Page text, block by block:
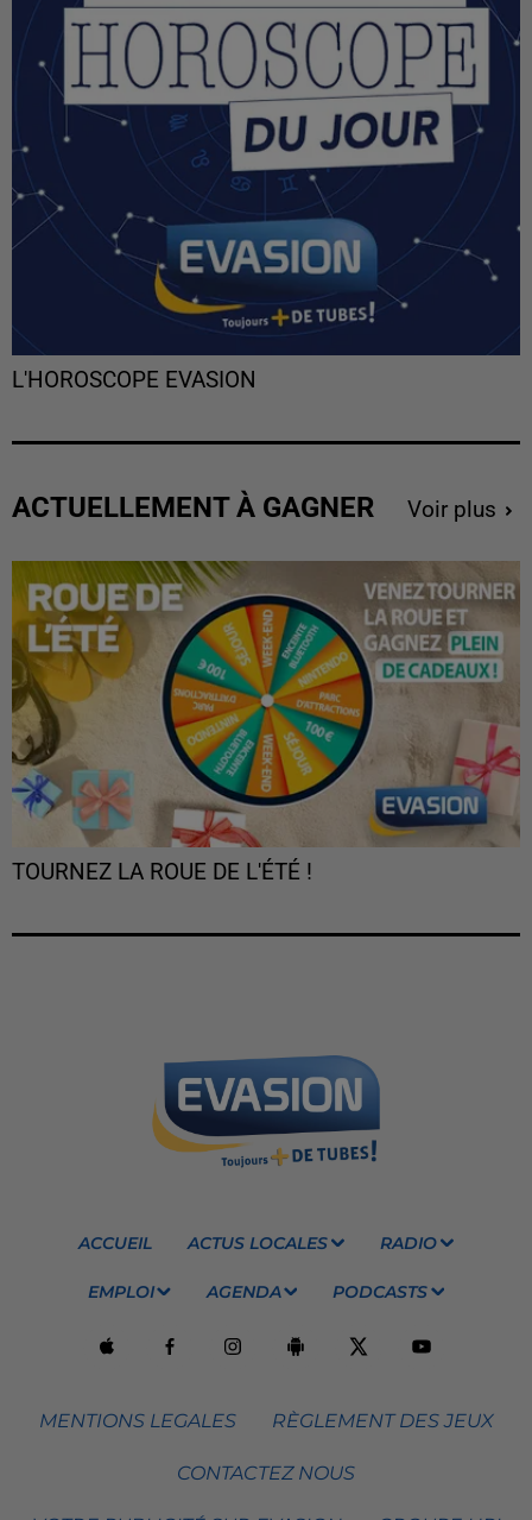
L'HOROSCOPE EVASION
ACTUELLEMENT À GAGNER Voir plus
TOURNEZ LA ROUE DE L'ÉTÉ !
ACCUEIL ACTUS LOCALES RADIO
EMPLOI AGENDA PODCASTS
MENTIONS LEGALES RÈGLEMENT DES JEUX
CONTACTEZ NOUS